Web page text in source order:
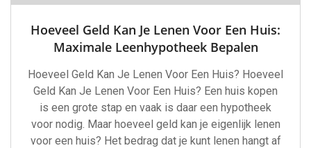
Hoeveel Geld Kan Je Lenen Voor Een Huis:
Maximale Leenhypotheek Bepalen
Hoeveel Geld Kan Je Lenen Voor Een Huis? Hoeveel
Geld Kan Je Lenen Voor Een Huis? Een huis kopen
is een grote stap en vaak is daar een hypotheek
voor nodig. Maar hoeveel geld kan je eigenlijk lenen
voor een huis? Het bedrag dat je kunt lenen hangt af